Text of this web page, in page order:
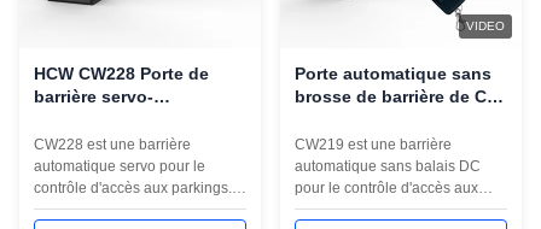
HCW CW228 Porte de
barrière servo-
contrôle d'accès au
parking
CW228 est une barrière
automatique servo pour le
contrôle d'accès aux parkings. Il
dispose d'un servomoteur de
VIDEO
Porte automatique sans
brosse de barrière de C.C
contrôle d'accès de
parking
CW219 est une barrière
automatique sans balais DC
pour le contrôle d'accès aux
parkings. Il dispose d'un moteur